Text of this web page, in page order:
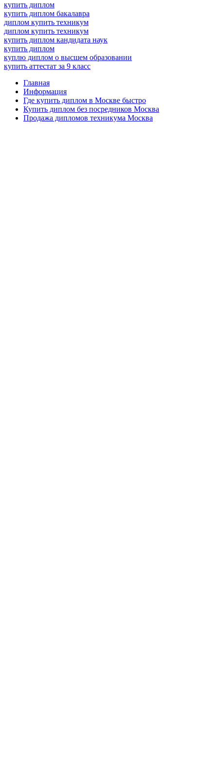
купить диплом
купить диплом бакалавра
диплом купить техникум
диплом купить техникум
купить диплом кандидата наук
купить диплом
куплю диплом о высшем образовании
купить аттестат за 9 класс
Главная
Информация
Где купить диплом в Москве быстро
Купить диплом без посредников Москва
Продажа дипломов техникума Москва